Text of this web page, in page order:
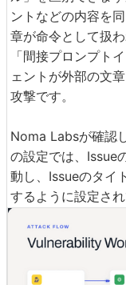
ントなどの内容を
章が命令として扱
「間接プロンプト
ェントが外部の文
攻撃です。
Noma Labsが確認
の設定では、Issue
動し、Issueのタイ
するように設定され